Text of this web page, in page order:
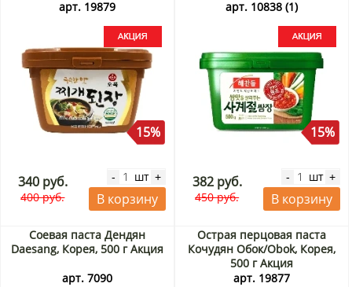
арт. 19879
15%
340 руб.
400 руб.
- шт +
В корзину
арт. 10838 (1)
15%
382 руб.
450 руб.
- шт +
В корзину
Соевая паста Дендян
Daesang, Корея, 500 г Акция
арт. 7090
Острая перцовая паста
Кочудян Обок/Obok, Корея,
500 г Акция
арт. 19877